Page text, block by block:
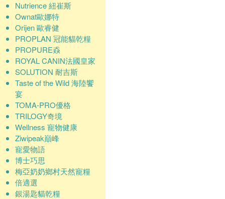
Nutrience 紐崔斯
Ownat歐娜特
Orijen 歐睿健
PROPLAN 冠能貓乾糧
PROPURE猋
ROYAL CANIN法國皇家
SOLUTION 耐吉斯
Taste of the Wild 海陸饗
宴
TOMA-PRO優格
TRILOGY奇境
Wellness 寵物健康
Ziwipeak巔峰
寵愛物語
博士巧思
梅亞奶奶鄉村天然寵糧
倍適選
銀湯匙貓乾糧